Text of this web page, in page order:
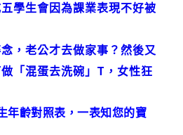
學生會因為課業表現不好被
，老公才去做家事？然後又
「混蛋去洗碗」T，女性狂
年齡對照表，一表知您的寶